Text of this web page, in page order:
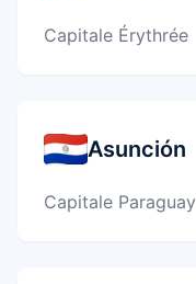
Capitale Érythrée
Asunción
Capitale Paraguay